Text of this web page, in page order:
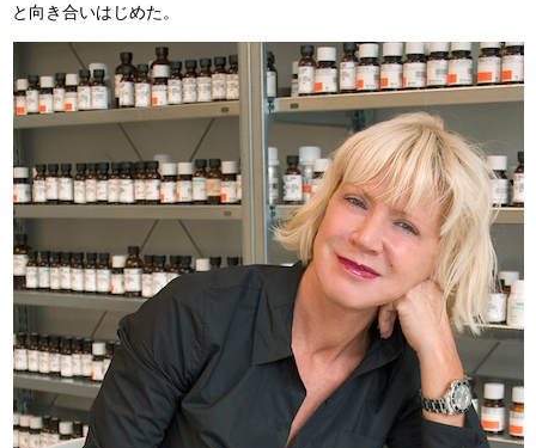
と向き合いはじめた。